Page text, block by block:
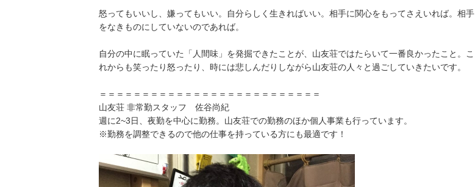
怒ってもいいし、嫌ってもいい。自分らしく生きればいい。相手に関心をもってさえいれば。相手
をなきものにしていないのであれば。
自分の中に眠っていた「人間味」を発掘できたことが、山友荘ではたらいて一番良かったこと。こ
れからも笑ったり怒ったり、時には悲しんだりしながら山友荘の人々と過ごしていきたいです。
＝＝＝＝＝＝＝＝＝＝＝＝＝＝＝＝＝＝＝＝＝＝＝＝＝＝
山友荘 非常勤スタッフ 佐谷尚紀
週に2~3日、夜勤を中心に勤務。山友荘での勤務のほか個人事業も行っています。
※勤務を調整できるので他の仕事を持っている方にも最適です！